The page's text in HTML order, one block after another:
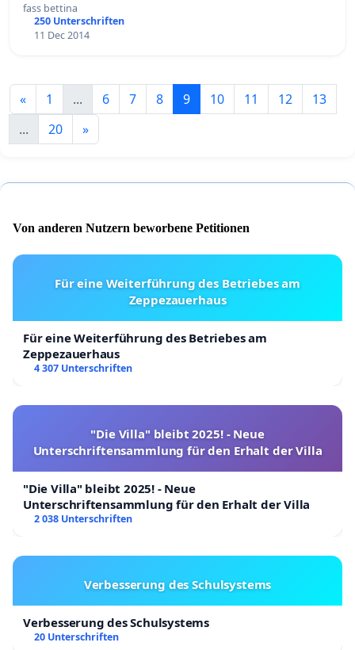
fass bettina
250 Unterschriften
11 Dec 2014
« 1 ... 6 7 8 9 10 11 12
13
...
20 »
Von anderen Nutzern beworbene Petitionen
Für eine Weiterführung des Betriebes am
Zeppezauerhaus
Für eine Weiterführung des Betriebes am
Zeppezauerhaus
4 307 Unterschriften
"Die Villa" bleibt 2025! - Neue
Unterschriftensammlung für den Erhalt der Villa
"Die Villa" bleibt 2025! - Neue
Unterschriftensammlung für den Erhalt der Villa
2 038 Unterschriften
Verbesserung des Schulsystems
Verbesserung des Schulsystems
20 Unterschriften